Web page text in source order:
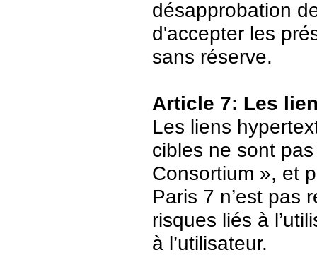
désapprobation
d'accepter les
sans réserve.
Article 7: Les
Les liens
cibles ne sont
Consortium », et
Paris 7 n’est pas
risques liés à
à l’utilisateur.